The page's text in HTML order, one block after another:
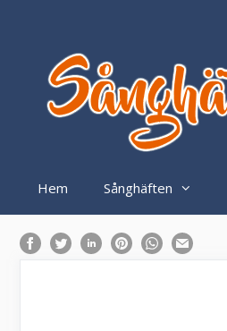
Hem Sånghäften